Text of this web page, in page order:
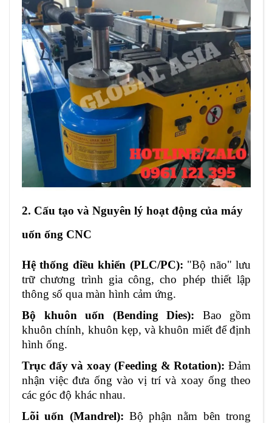
2. Cấu tạo và Nguyên lý hoạt động của máy
uốn ống CNC
Hệ thống điều khiển (PLC/PC): "Bộ não" lưu
trữ chương trình gia công, cho phép thiết lập
thông số qua màn hình cảm ứng.
Bộ khuôn uốn (Bending Dies): Bao gồm
khuôn chính, khuôn kẹp, và khuôn miết để định
hình ống.
Trục đẩy và xoay (Feeding & Rotation): Đảm
nhận việc đưa ống vào vị trí và xoay ống theo
các góc độ khác nhau.
Lõi uốn (Mandrel): Bộ phận nằm bên trong